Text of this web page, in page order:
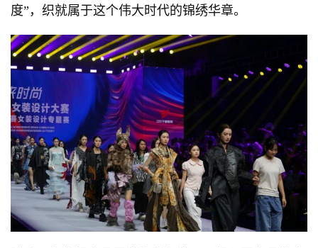
度”，织就属于这个伟大时代的锦绣华章。